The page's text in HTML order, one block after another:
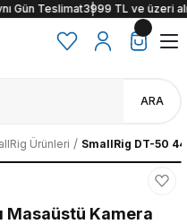
Teslimat3999 TL ve üzeri
ARA
Ürünleri SmallRig DT-50
Masaüstü Kamera